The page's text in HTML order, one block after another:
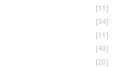
[11]
[34]
[11]
[43]
[20]